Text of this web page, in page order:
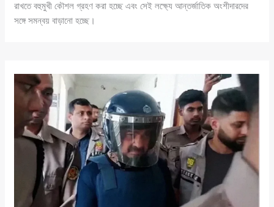
রাখতে বহুমুখী কৌশল গ্রহণ করা হচ্ছে এবং সেই লক্ষ্যে আন্তর্জাতিক অংশীদারদের
সঙ্গে সমন্বয় বাড়ানো হচ্ছে।